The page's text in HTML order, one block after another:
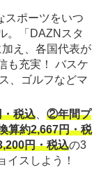
スポーツをいつ
。「DAZNスタ
え、各国代表が
も充実！ バスケ
、ゴルフなどマ
税込、 ②年間プ
算約2,667円・税
円・税込の3
イスしよう！